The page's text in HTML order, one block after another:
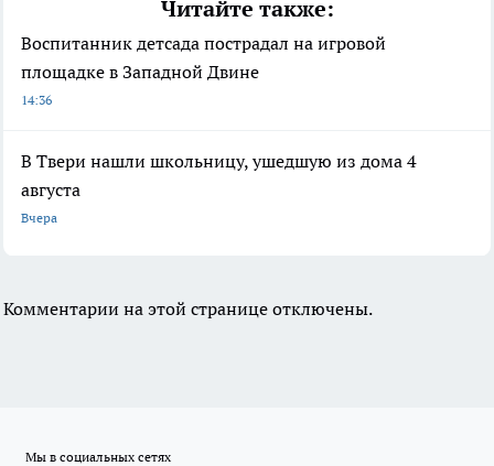
Читайте также:
Воспитанник детсада пострадал на игровой
площадке в Западной Двине
14:36
В Твери нашли школьницу, ушедшую из дома 4
августа
Вчера
Комментарии на этой странице отключены.
Мы в социальных сетях